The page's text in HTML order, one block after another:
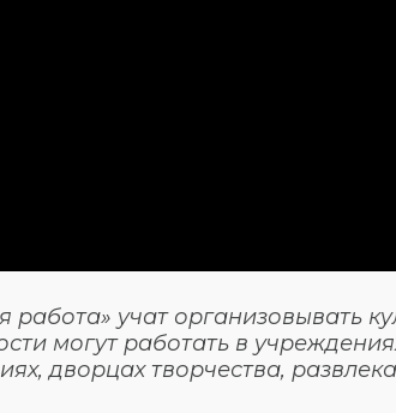
работа» учат организовывать
могут работать в
дворцах творчества,